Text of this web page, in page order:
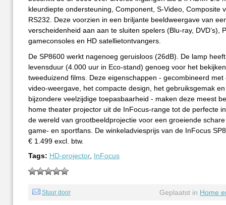
kleurdiepte ondersteuning, Component, S-Video, Composite
RS232. Deze voorzien in een briljante beeldweergave van
verscheidenheid aan aan te sluiten spelers (Blu-ray, DVD’s),
gameconsoles en HD satellietontvangers.
De SP8600 werkt nagenoeg geruisloos (26dB). De lamp
levensduur (4.000 uur in Eco-stand) genoeg voor het bekijken
tweeduizend films. Deze eigenschappen - gecombineerd met
video-weergave, het compacte design, het gebruiksgemak
bijzondere veelzijdige toepasbaarheid - maken deze meest
home theater projector uit de InFocus-range tot de perfecte
de wereld van grootbeeldprojectie voor een groeiende
game- en sportfans. De winkeladviesprijs van de InFocus
€ 1.499 excl. btw.
Tags: HD-projector, InFocus
Stuur door Geplaatst in Home